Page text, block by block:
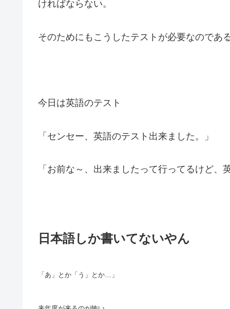
ければならない。
そのためにもこうしたテストが必要なのであ
今日は英語のテスト
「センセー、英語のテスト出来ました。」
「お前な～、出来ましたって行ってるけど、
日本語しか書いてないやん
「あ」とか「う」とか…」